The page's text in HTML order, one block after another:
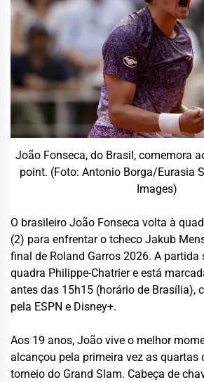
João Fonseca, do Brasil, comemora
point. (Foto: Antonio Borga/Eurasia
Images)
O brasileiro João Fonseca volta à
(2) para enfrentar o tcheco Jakub
final de Roland Garros 2026. A partida
quadra Philippe-Chatrier e está
antes das 15h15 (horário de Brasília),
pela ESPN e Disney+.
Aos 19 anos, João vive o melhor
alcançou pela primeira vez as quartas
torneio do Grand Slam. Cabeça de